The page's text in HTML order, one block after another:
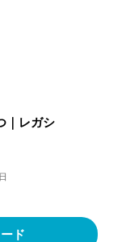
｜レガシ
ド